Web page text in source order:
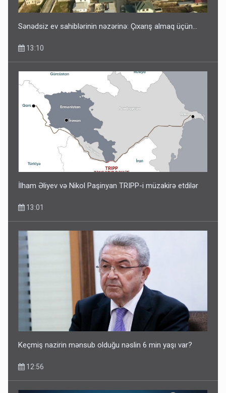
Sənədsiz ev sahiblərinin nəzərinə: Çıxarış almaq üçün...
13:10
İlham Əliyev və Nikol Paşinyan TRIPP-i müzakirə etdilər
13:01
Keçmiş nazirin mənsub olduğu nəslin 6 min yaşı var?
12:56